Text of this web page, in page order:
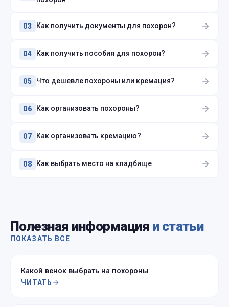
03 Как получить документы для похорон?
04 Как получить пособия для похорон?
05 Что дешевле похороны или кремация?
06 Как организовать похороны?
07 Как организовать кремацию?
08 Как выбрать место на кладбище
Полезная информация и статьи
ПОКАЗАТЬ ВСЕ
Какой венок выбрать на похороны
ЧИТАТЬ